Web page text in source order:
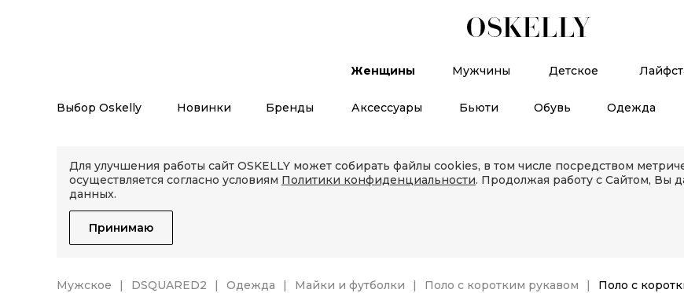
Женщины Мужчины Детское
Выбор Oskelly Новинки Бренды Аксессуары Бьюти Обувь Одежда
Для улучшения работы сайт OSKELLY может собирать файлы cookies, в том числе посредством
осуществляется согласно условиям Политики конфиденциальности. Продолжая работу с Сайтом, Вы
данных.
Принимаю
Мужское DSQUARED2 Одежда Майки и футболки Поло с коротким рукавом Поло с